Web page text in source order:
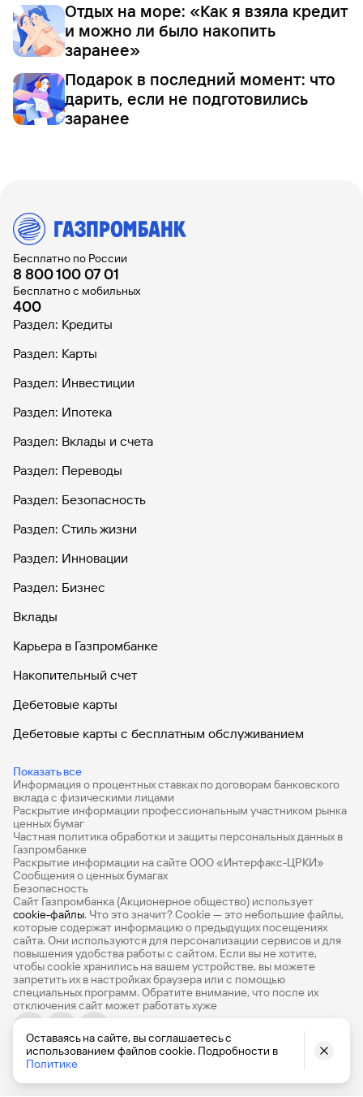
Отдых на море: «Как я взяла кредит
и можно ли было накопить
заранее»
Подарок в последний момент: что
дарить, если не подготовились
заранее
Бесплатно по России
8 800 100 07 01
Бесплатно с мобильных
400
Раздел: Кредиты
Раздел: Карты
Раздел: Инвестиции
Раздел: Ипотека
Раздел: Вклады и счета
Раздел: Переводы
Раздел: Безопасность
Раздел: Стиль жизни
Раздел: Инновации
Раздел: Бизнес
Вклады
Карьера в Газпромбанке
Накопительный счет
Дебетовые карты
Дебетовые карты с бесплатным обслуживанием
Показать все
Банковские вклады на 3 месяца
Вклады с высоким процентом
Калькулятор вкладов
Виртуальные карты
Премиум
РКО
Ипотечный калькулятор
Кредитный калькулятор
Про Финансы
База знаний
Карта сайта
Информация о процентных ставках по договорам банковского
вклада с физическими лицами
Раскрытие информации профессиональным участником рынка
ценных бумаг
Частная политика обработки и защиты персональных данных в
Газпромбанке
Раскрытие информации на сайте ООО «Интерфакс-ЦРКИ»
Сообщения о ценных бумагах
Безопасность
Сайт Газпромбанка (Акционерное общество) использует
cookie-файлы. Что это значит? Сookie — это небольшие файлы,
которые содержат информацию о предыдущих посещениях
сайта. Они используются для персонализации сервисов и для
повышения удобства работы с сайтом. Если вы не хотите,
чтобы сookie хранились на вашем устройстве, вы можете
запретить их в настройках браузера или с помощью
специальных программ. Обратите внимание, что после их
отключения сайт может работать хуже
© 1990-2026, Банк ГПБ (АО) Генеральная лицензия Банка
России № 354
Оставаясь на сайте, вы соглашаетесь с
использованием файлов cookie. Подробности в
Политике